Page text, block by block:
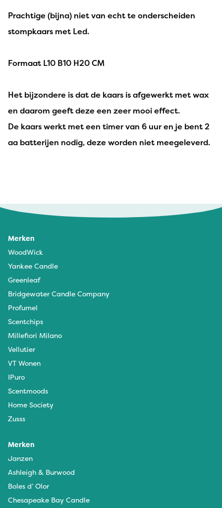
Prachtige (bijna) niet van echt te onderscheiden
stompkaars met Led.
Formaat L10 B10 H20 CM
Het bijzondere is dat de kaars is afgewerkt met wax
en daarom geeft deze een zeer mooi effect.
De kaars werkt met een timer van 6 uur en je bent 2
aa batterijen nodig, deze worden niet meegeleverd.
Merken
WoodWick
Yankee Candle
Greenleaf
Bridgewater Candle Company
Profumel
Scentchips
Millefiori Milano
Vellutier
VT Wonen
IPuro
Scentmoods
Home Society
Zusss
Merken
Janzen
Ashleigh & Burwood
Boles d’ Olor
Chesapeake Bay Candle